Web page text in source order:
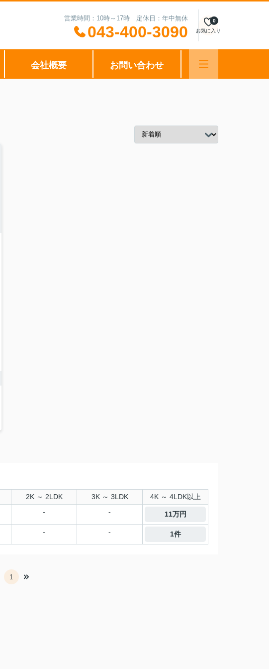
営業時間：10時～17時 定休日：年中無休
043-400-3090 お気に入り
0
会社概要 お問い合わせ
2K ～ 2LDK 3K ～ 3LDK 4K ～ 4LDK以上
- - 11万円
- - 1件
1